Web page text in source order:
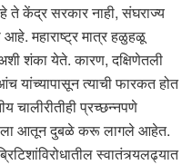
केंद्र सरकार नाही, संघराज्य
महाराष्ट्र मात्र हळुहळू
शंका येते. कारण, दक्षिणेतली
यांच्यापासून त्याची फारकत होत
चालीरीतीही प्रच्छन्नपणे
आतून दुबळे करू लागले आहेत.
स्वातंत्र्यलढ्यात